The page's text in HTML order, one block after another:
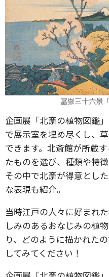
冨嶽三十六景
企画展「北斎の植物図鑑
で展示室を埋め尽くし、
できます。北斎館が所蔵
たものを選び、種類や特
その中で北斎が得意とし
な表現も紹介。
当時江戸の人々に好まれ
しみのあるおなじみの植
り、どのように描かれた
してみてください！